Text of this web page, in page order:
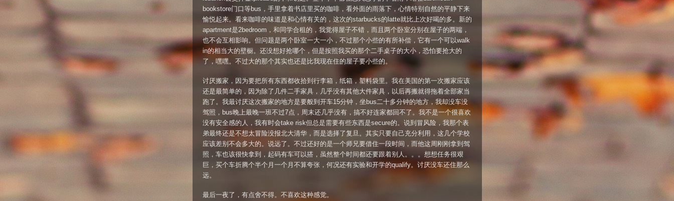
bookstore门口等bus，手里拿着书店里买的咖啡，看外面的雨落下，心情特别自然的平静下来
愉悦起来。看来咖啡的味道是和心情有关的，这次的starbucks的latte就比上次好喝的多。新的
apartment是2bedroom，和同学合租的，我觉得屋子不错，而且两个卧室分别在屋子的两端，
也不会互相影响。但问题是两个卧室一大一小，不过那个小些的有所补偿，它有一个可以walk
in的相当大的壁橱。还没想好抢哪个，但是按照我买的那个二手桌子的大小，恐怕要抢大的
了，嘿嘿。不过大的那个其实也还是比我现在住的屋子要小些的。
讨厌搬家，因为要把所有东西都收拾到行李箱，纸箱，塑料袋里。我在美国的第一次搬家应该
还是最简单的，因为除了几件二手家具，几乎没有其他大件家具，以后再搬就得拖着全部家当
跑了。我最讨厌这次搬家的地方是要般到开车15分钟，坐bus二十多分钟的地方，我却没车没
驾照，bus晚上最晚一班不过7点，周末还几乎没有，搞不好连家都回不了。我不是一个很喜欢
没有安全感的人，我有时会take risk但总是需要有些东西是secure的。说到冒风险，我那个表
弟最终还是不想太冒险没报北大清华，而是选择了复旦。其实只要自己充分利用，这几个学校
应该差别不会多大的。说远了。不过还好的是一个师兄要借住一段时间，而他这周刚刚拿到驾
照，车也该很快拿到，起码有车可以搭，虽然整个时间都还要跟着别人。。。想想任务很艰
巨，买个车折腾个半个月一个月不算夸张，何况还有实验和开学的qualify。讨厌没车还住那么
远。
最后一夜了，有点舍不得。不喜欢这种感觉。